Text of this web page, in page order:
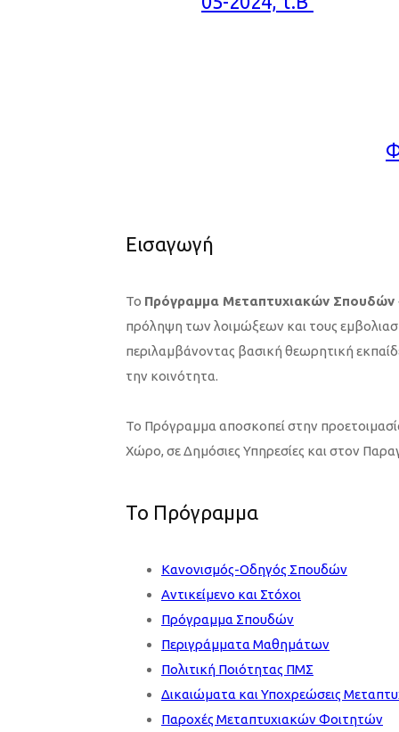
Εισαγωγή
Το Πρόγραμμα Μεταπτυχιακών Σπουδών
πρόληψη των λοιμώξεων και τους
περιλαμβάνοντας βασική θεωρητική
την κοινότητα.
Το Πρόγραμμα αποσκοπεί στην
Χώρο, σε Δημόσιες Υπηρεσίες και στον
Το Πρόγραμμα
Κανονισμός-Οδηγός Σπουδών
Αντικείμενο και Στόχοι
Πρόγραμμα Σπουδών
Περιγράμματα Μαθημάτων
Πολιτική Ποιότητας ΠΜΣ
Δικαιώματα και Υποχρεώσεις
Παροχές Μεταπτυχιακών Φοιτητών